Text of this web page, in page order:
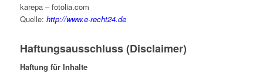
karepa – fotolia.com
Quelle: http://www.e-recht24.de
Haftungsausschluss (Disclaimer)
Haftung für Inhalte